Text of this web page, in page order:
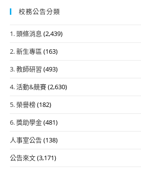
校務公告分類
1. 頭條消息 (2,439)
2. 新生專區 (163)
3. 教師研習 (493)
4. 活動&競賽(2,630)
5. 榮譽榜(182)
6. 獎助學金(481)
人事室公告(138)
公告來文(3,171)